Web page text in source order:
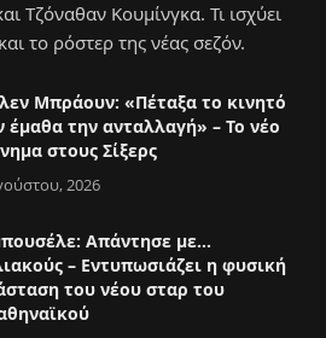
Τζόναθαν Κουμίνγκα. Τι ισχύει
το ρόστερ της νέας σεζόν.
Μπράουν: «Πέταξα το κινητό
έμαθα την ανταλλαγή» – Το νέο
στους Σίξερς
2026
Απάντησε με…
– Εντυπωσιάζει η φυσική
του νέου σταρ του